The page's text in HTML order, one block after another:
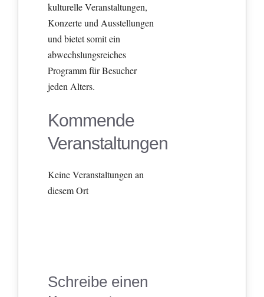
kulturelle Veranstaltungen,
Konzerte und Ausstellungen
und bietet somit ein
abwechslungsreiches
Programm für Besucher
jeden Alters.
Kommende
Veranstaltungen
Keine Veranstaltungen an
diesem Ort
Schreibe einen